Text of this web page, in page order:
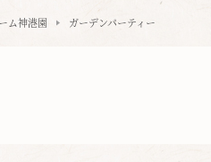
ム神港園 ガーデンパーティー